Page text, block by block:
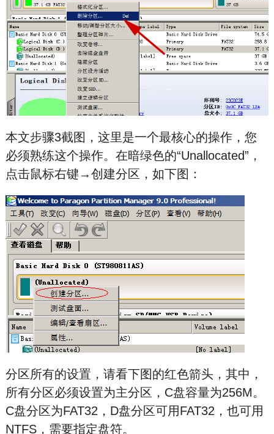
本文步骤3截图，这里是一个最核心的操作，您
必须熟练这个操作。在暗绿色的“Unallocated”，
点击鼠标右键→创建分区，如下图：
分区所有的设置，请看下图的红色箭头，其中，
所有分区必须设置为主分区，C盘容量为256M。
C盘分区为FAT32，D盘分区可用FAT32，也可用
NTFS，需要指定盘符。